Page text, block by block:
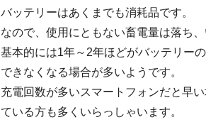
バッテリーはあくまでも消耗品です。
なので、使用にともない畜電量は落ち
基本的には1年～2年ほどがバッテリー
できなくなる場合が多いようです。
充電回数が多いスマートフォンだと早
ている方も多くいらっしゃいます。